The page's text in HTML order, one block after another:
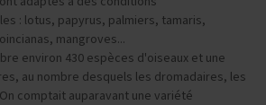
: lotus, papyrus, palmiers, tamaris,
mangroves...
environ 430 espèces d'oiseaux et une
au nombre desquels les dromadaires, les
comptait auparavant une variété